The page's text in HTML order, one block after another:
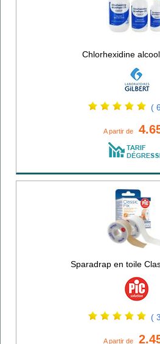
Chlorhexidine
(
A partir de
Sparadrap en toile
(
A partir de